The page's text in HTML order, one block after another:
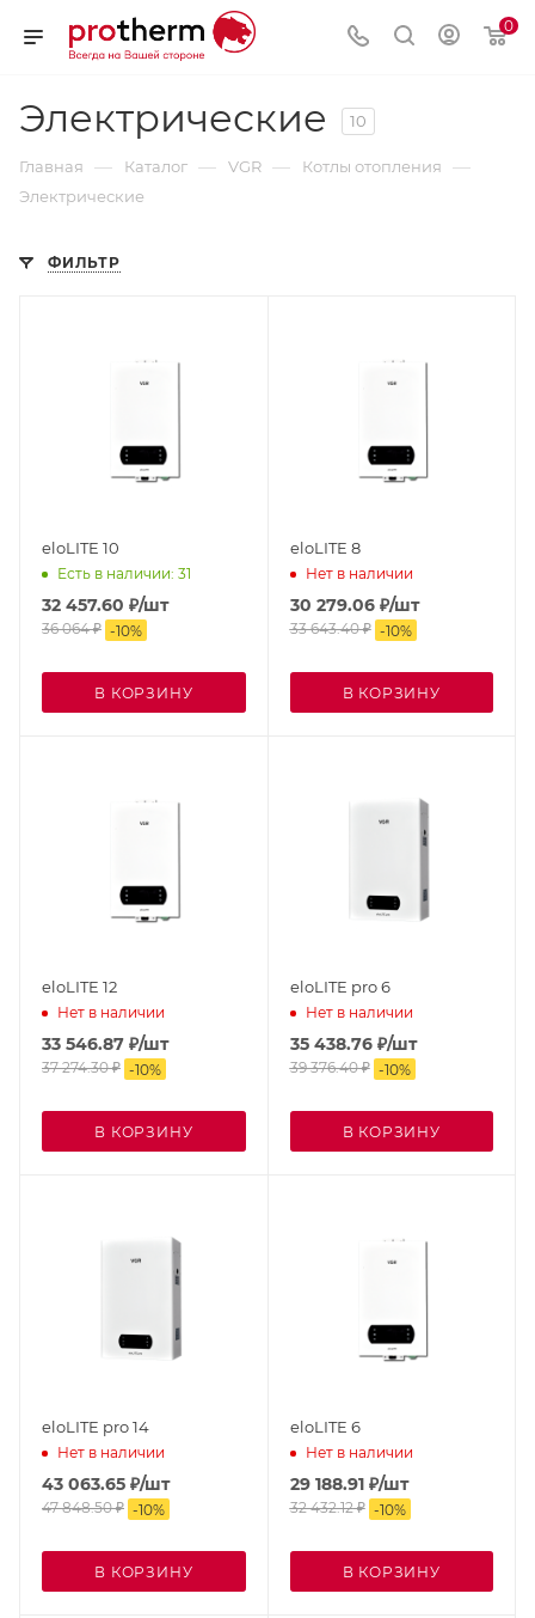
0
Электрические 10
Главная — Каталог — VGR — Котлы отопления —
Электрические
ФИЛЬТР
eloLITE 10
Есть в наличии: 31
32 457.60 ₽/шт
36 064₽ -10%
В КОРЗИНУ
eloLITE 8
Нет в наличии
30 279.06₽/шт
33 643.40₽ -10%
В КОРЗИНУ
eloLITE 12
Нет в наличии
33 546.87 ₽/шт
37 274.30₽ -10%
В КОРЗИНУ
eloLITE pro 6
Нет в наличии
35 438.76₽/шт
39 376.40₽ -10%
В КОРЗИНУ
eloLITE pro 14
Нет в наличии
43 063.65 ₽/шт
47 848.50₽ -10%
В КОРЗИНУ
eloLITE 6
Нет в наличии
29 188.91₽/шт
32 432.12₽ -10%
В КОРЗИНУ